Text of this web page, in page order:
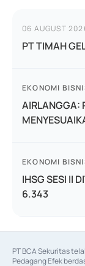
06 AUGUST
PT TIMAH
EKONOMI
AIRLANGGA:
EKONOMI
IHSG SESI II
6.343
PT BCA Sekuritas
Pedagang Efek